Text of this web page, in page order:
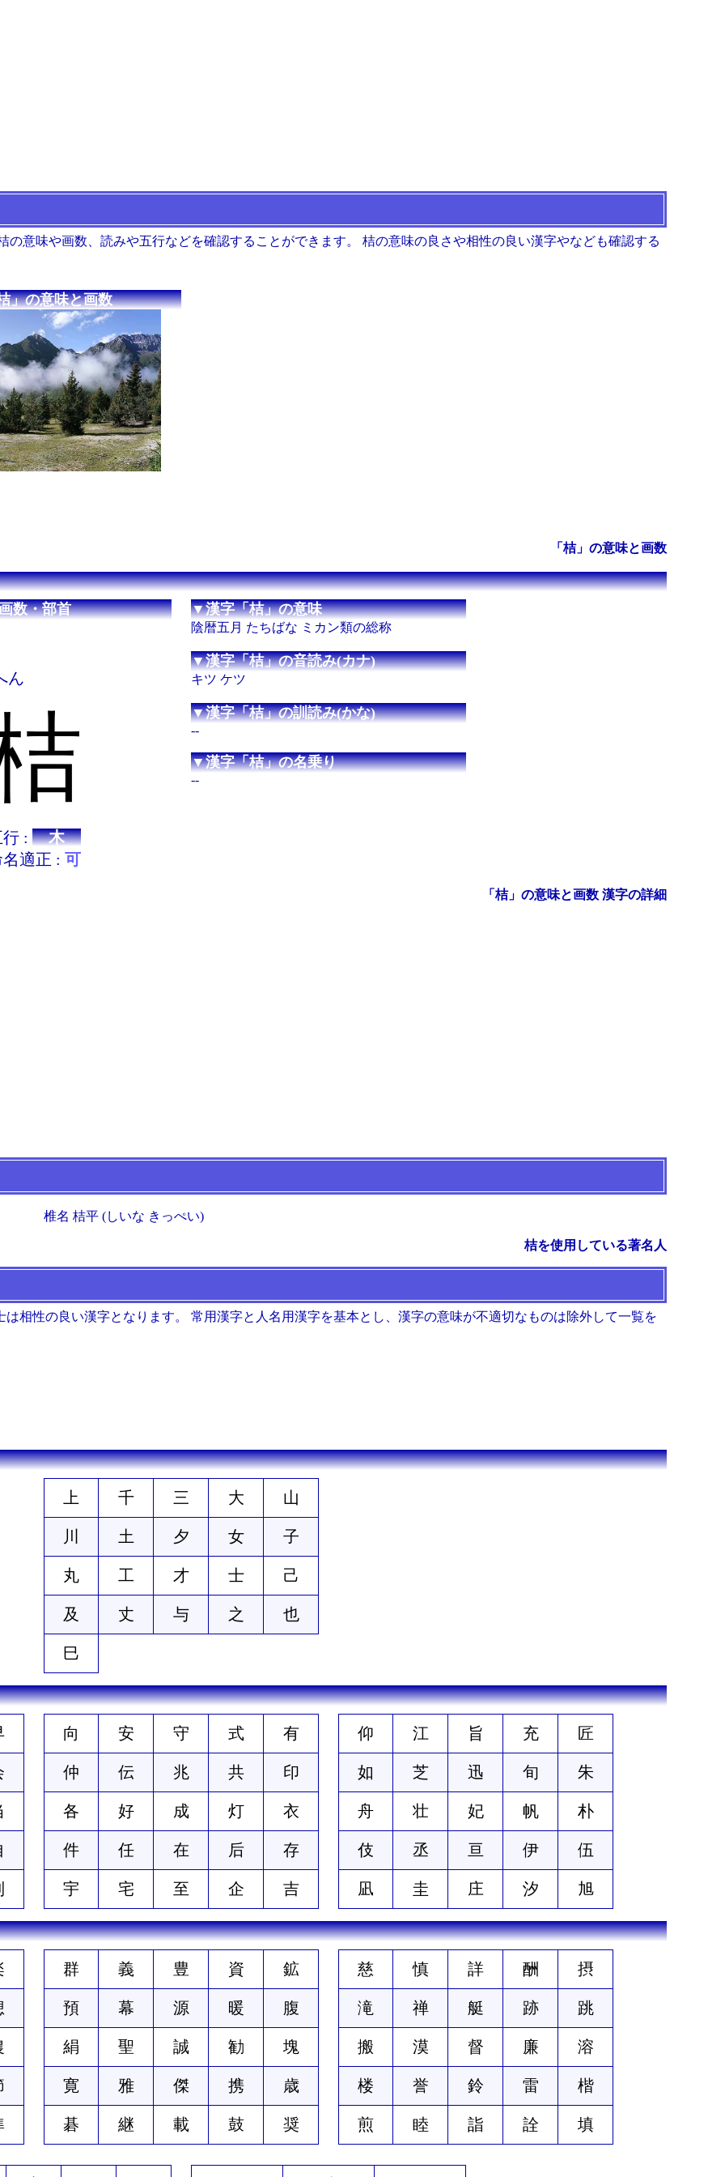
意味や画数、読みや五行などを確認することができます。 桔の意味の良さや相性の良い漢字やなども確認する
」の意味と画数
「桔」の意味と画数
数・部首
ん
: 木
適正 : 可
▼漢字「桔」の意味
陰暦五月 たちばな ミカン類の総称
▼漢字「桔」の音読み(カナ)
キツ ケツ
▼漢字「桔」の訓読み(かな)
--
▼漢字「桔」の名乗り
--
「桔」の意味と画数 漢字の詳細
椎名 桔平 (しいな きっぺい)
桔を使用している著名人
相性の良い漢字となります。 常用漢字と人名用漢字を基本とし、漢字の意味が不適切なものは除外して一覧を
上 千 三 大 山
川 土 夕 女 子
丸 工 才 士 己
及 丈 与 之 也
巳
向 安 守 式 有
仲 伝 兆 共 印
各 好 成 灯 衣
件 任 在 后 存
宇 宅 至 企 吉
仰 江 旨 充 匠
如 芝 迅 旬 朱
舟 壮 妃 帆 朴
伎 丞 亘 伊 伍
凪 圭 庄 汐 旭
群 義 豊 資 鉱
預 幕 源 暖 腹
絹 聖 誠 勧 塊
寛 雅 傑 携 歳
碁 継 載 鼓 奨
慈 慎 詳 酬 摂
滝 禅 艇 跡 跳
搬 漠 督 廉 溶
楼 誉 鈴 雷 楷
煎 睦 詣 詮 填